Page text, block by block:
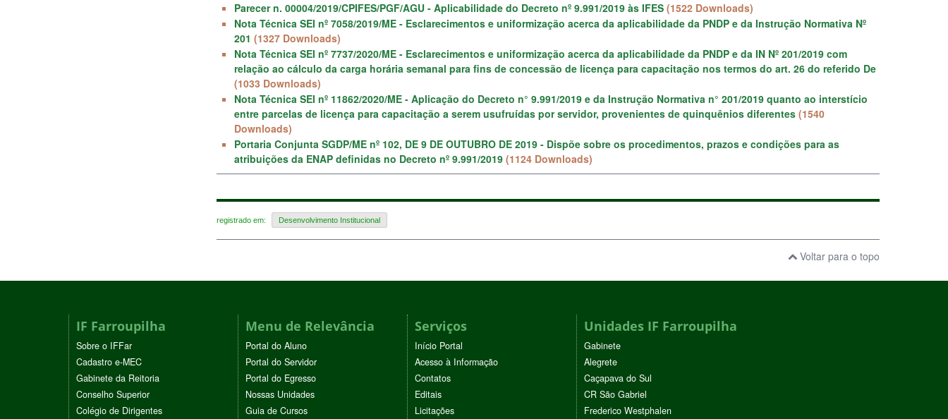
Parecer n. 00004/2019/CPIFES/PGF/AGU - Aplicabilidade do Decreto nº 9.991/2019 às IFES (1522 Downloads)
Nota Técnica SEI nº 7058/2019/ME - Esclarecimentos e uniformização acerca da aplicabilidade da PNDP e da Instrução Normativa Nº
201 (1327 Downloads)
Nota Técnica SEI nº 7737/2020/ME - Esclarecimentos e uniformização acerca da aplicabilidade da PNDP e da IN Nº 201/2019 com
relação ao cálculo da carga horária semanal para fins de concessão de licença para capacitação nos termos do art. 26 do referido De
(1033 Downloads)
Nota Técnica SEI nº 11862/2020/ME - Aplicação do Decreto n° 9.991/2019 e da Instrução Normativa n° 201/2019 quanto ao interstício
entre parcelas de licença para capacitação a serem usufruídas por servidor, provenientes de quinquênios diferentes (1540
Downloads)
Portaria Conjunta SGDP/ME nº 102, DE 9 DE OUTUBRO DE 2019 - Dispõe sobre os procedimentos, prazos e condições para as
atribuições da ENAP definidas no Decreto nº 9.991/2019 (1124 Downloads)
registrado em: Desenvolvimento Institucional
Voltar para o topo
IF Farroupilha
Sobre o IFFar
Cadastro e-MEC
Gabinete da Reitoria
Conselho Superior
Colégio de Dirigentes
Menu de Relevância
Portal do Aluno
Portal do Servidor
Portal do Egresso
Nossas Unidades
Guia de Cursos
Serviços
Início Portal
Acesso à Informação
Contatos
Editais
Licitações
Unidades IF Farroupilha
Gabinete
Alegrete
Caçapava do Sul
CR São Gabriel
Frederico Westphalen